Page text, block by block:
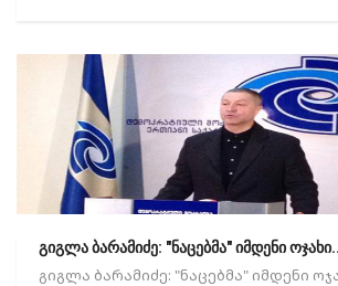
გიგლა ბარამიძე: "ნაცებმა" იმდენი ოჯახი..
გიგლა ბარამიძე: "ნაცებმა" იმდენი